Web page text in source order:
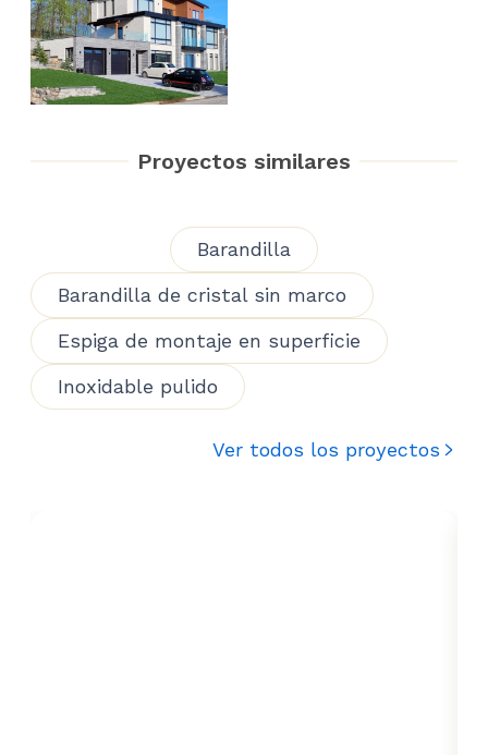
Proyectos similares
Barandilla
Barandilla de cristal sin marco
Espiga de montaje en superficie
Inoxidable pulido
Ver todos los proyectos